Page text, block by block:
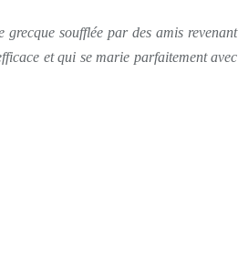
grecque soufflée par des amis revenant
et qui se marie parfaitement avec